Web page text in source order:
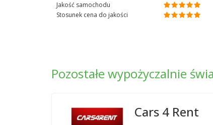
Jakość samochodu
Stosunek cena do jakości
Pozostałe wypożyczalnie
Cars 4 Rent